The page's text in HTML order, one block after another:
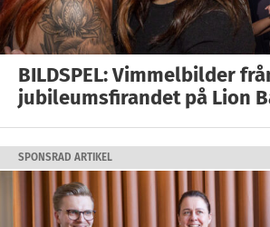
BILDSPEL: Vimmelbilder
jubileumsfirandet på Lion
SPONSRAD ARTIKEL